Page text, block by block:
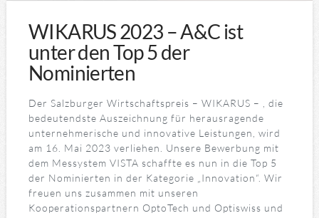
WIKARUS 2023 – A&C ist
unter den Top 5 der
Nominierten
Der Salzburger Wirtschaftspreis – WIKARUS – , die
bedeutendste Auszeichnung für herausragende
unternehmerische und innovative Leistungen, wird
am 16. Mai 2023 verliehen. Unsere Bewerbung mit
dem Messystem VISTA schaffte es nun in die Top 5
der Nominierten in der Kategorie „Innovation“. Wir
freuen uns zusammen mit unseren
Kooperationspartnern OptoTech und Optiswiss und